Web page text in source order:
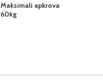
Maksimali apkrova
60kg